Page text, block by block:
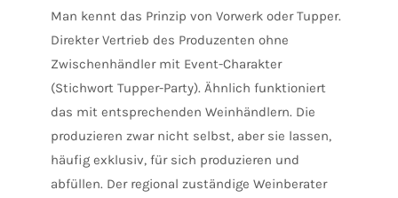
Man kennt das Prinzip von Vorwerk oder Tupper.
Direkter Vertrieb des Produzenten ohne
Zwischenhändler mit Event-Charakter
(Stichwort Tupper-Party). Ähnlich funktioniert
das mit entsprechenden Weinhändlern. Die
produzieren zwar nicht selbst, aber sie lassen,
häufig exklusiv, für sich produzieren und
abfüllen. Der regional zuständige Weinberater